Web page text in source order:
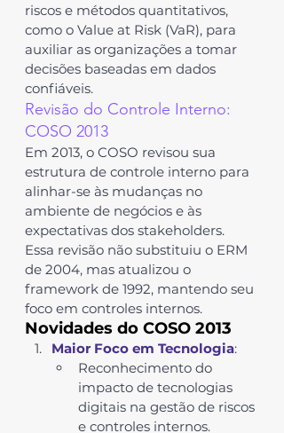
riscos e métodos quantitativos,
como o Value at Risk (VaR), para
auxiliar as organizações a tomar
decisões baseadas em dados
confiáveis.
Revisão do Controle Interno:
COSO 2013
Em 2013, o COSO revisou sua
estrutura de controle interno para
alinhar-se às mudanças no
ambiente de negócios e às
expectativas dos stakeholders.
Essa revisão não substituiu o ERM
de 2004, mas atualizou o
framework de 1992, mantendo seu
foco em controles internos.
Novidades do COSO 2013
Maior Foco em Tecnologia:
Reconhecimento do
impacto de tecnologias
digitais na gestão de riscos
e controles internos.